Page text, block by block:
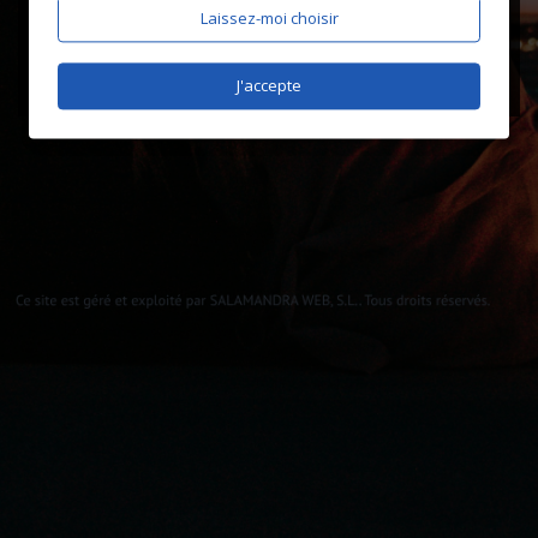
Laissez-moi choisir
J'accepte